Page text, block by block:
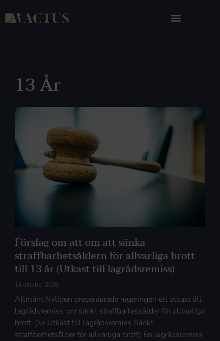
13 År
Förslag om att om att sänka
straffbarhetsåldern för allvarliga brott
till 13 år (Utkast till lagrådsremiss)
14 oktober 2025
Allmänt Nyligen presenterade regeringen ett utkast till
lagrådsremiss om sänkt straffbarhetsålder för allvarliga
brott. (se Utkast till lagrådsremiss Sänkt
straffbarhetsålder för allvarliga brott) En lagrådsremiss